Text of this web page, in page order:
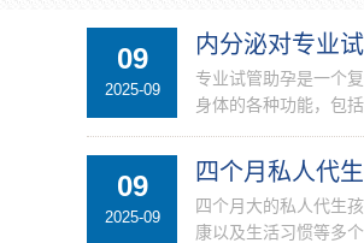
09
2025-09
内分泌对专业
专业试管助孕是一个
身体的各种功能，包
09
2025-09
四个月私人代
四个月大的私人代生
康以及生活习惯等多